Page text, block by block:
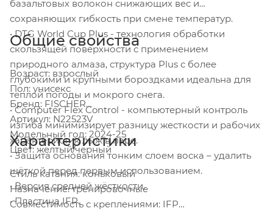
базальтовых волокон снижающих вес и
сохраняющих гибкость при смене температур.
• DTG World Cup Plus - технология обработки
скользящей поверхности с применением
природного алмаза, структура Plus с более
глубокими и крупными бороздками идеальна для
теплой погоды и мокрого снега.
• Computer Flex Control - компьютерный контроль
изгиба минимизирует разницу жесткости и рабочих
характеристик лыж в паре.
• Защита основания тонким слоем воска – удалить
щёткой перед первым использованием.
• Версия средней жёсткости.
• Пластина IFP.
Общие свойства
Возраст: взрослый
Пол: унисекс
Бренд: FISCHER
Артикул: N22523V
Модельный год: 2024-25
Цвет: желтый/черный
Характеристики
Стиль катания: коньковый
Назначение: тренировочные
Совместимость с креплениями: IFP